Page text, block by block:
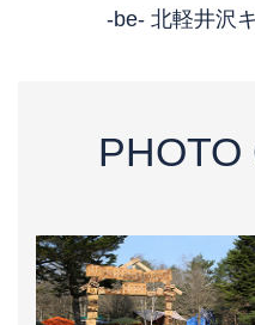
-be- 北軽井沢
PHOTO